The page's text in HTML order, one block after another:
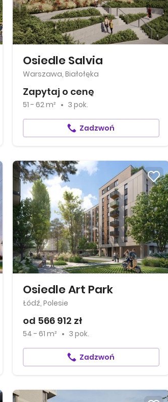
Osiedle Salvia
Warszawa, Białołęka
Zapytaj o cenę
51 - 62 m² 3 pok.
Zadzwoń
Osiedle Art Park
Łódź, Polesie
od 566 912 zł
54 - 61 m² 3 pok.
Zadzwoń